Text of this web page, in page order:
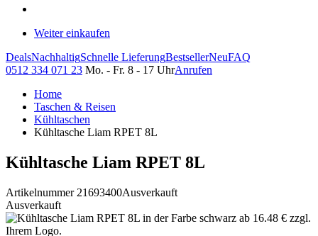
Weiter einkaufen
DealsNachhaltigSchnelle LieferungBestsellerNeuFAQ
0512 334 071 23 Mo. - Fr. 8 - 17 UhrAnrufen
Home
Taschen & Reisen
Kühltaschen
Kühltasche Liam RPET 8L
Kühltasche Liam RPET 8L
Artikelnummer 21693400Ausverkauft
Ausverkauft